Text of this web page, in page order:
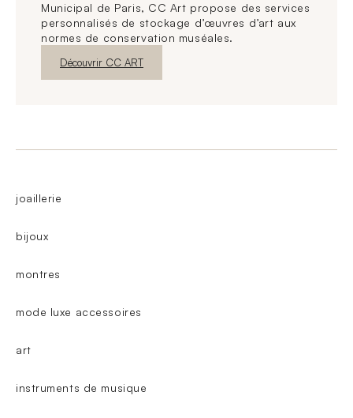
Municipal de Paris, CC Art propose des services
personnalisés de stockage d’œuvres d’art aux
normes de conservation muséales.
Nouvelle fenêtre
Découvrir CC ART
joaillerie
bijoux
montres
mode luxe accessoires
art
instruments de musique